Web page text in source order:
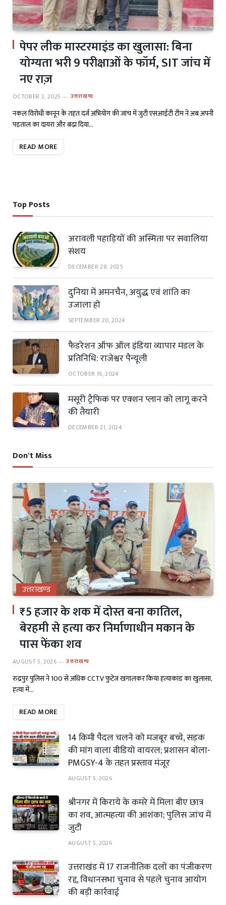
पेपर लीक मास्टरमाइंड का खुलासा: बिना
योग्यता भरी 9 परीक्षाओं के फॉर्म, SIT जांच में
नए राज़
OCTOBER 2, 2025 उत्तराखण्ड
नकल विरोधी कानून के तहत दर्ज अभियोग की जांच में जुटी एसआईटी टीम ने अब अपनी
पड़ताल का दायरा और बढ़ा दिया…
READ MORE
Top Posts
अरावली पहाड़ियों की अस्मिता पर सवालिया
संशय
DECEMBER 28, 2025
दुनिया में अमनचैन, अयुद्ध एवं शांति का
उजाला हो
SEPTEMBER 20, 2024
फैडरेशन ऑफ ऑल इंडिया व्यापार मंडल के
प्रतिनिधि: राजेश्वर पैन्यूली
OCTOBER 16, 2024
मसूरी ट्रैफिक पर एक्शन प्लान को लागू करने
की तैयारी
DECEMBER 21, 2024
Don't Miss
उत्तराखण्ड
₹5 हजार के शक में दोस्त बना कातिल,
बेरहमी से हत्या कर निर्माणाधीन मकान के
पास फेंका शव
AUGUST 5, 2026 उत्तराखण्ड
रुद्रपुर पुलिस ने 100 से अधिक CCTV फुटेज खंगालकर किया हत्याकांड का खुलासा,
हत्या में…
READ MORE
14 किमी पैदल चलने को मजबूर बच्चे, सड़क
की मांग वाला वीडियो वायरल; प्रशासन बोला-
PMGSY-4 के तहत प्रस्ताव मंजूर
AUGUST 5, 2026
श्रीनगर में किराये के कमरे में मिला बीए छात्र
का शव, आत्महत्या की आशंका; पुलिस जांच में
जुटी
AUGUST 5, 2026
उत्तराखंड में 17 राजनीतिक दलों का पंजीकरण
रद्द, विधानसभा चुनाव से पहले चुनाव आयोग
की बड़ी कार्रवाई